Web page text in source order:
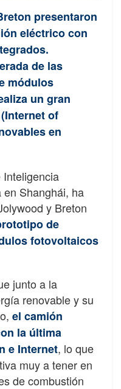
presentaron
eléctrico con
de las
módulos
un gran
of
en
Shanghái, ha
y Breton
de
fotovoltaicos
junto a la
renovable y su
el camión
la última
e Internet, lo que
muy a tener en
de combustión